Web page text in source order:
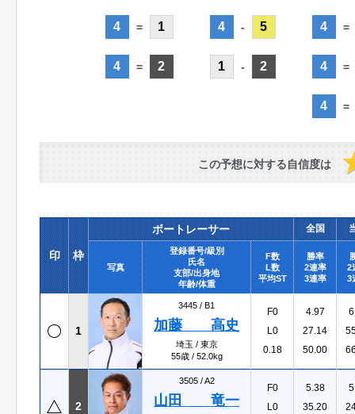
4 = 1
4 = 2
4 - 5
1 - 2
4 =
4 =
4 =
この予想に対する自信度は
印 枠
ボートレーサー 全国
写真
登録番号/級別
氏名
支部/出身地
年齢/体重
F数
L数
平均ST
勝率
2連率
3連率
2
3
1
3445 / B1
加藤 高史
埼玉 / 東京
55歳 / 52.0kg
F0
L0
0.18
4.97
27.14
50.00
2
3505 /A2
山田 竜一
F0
L0
5.38
35.20